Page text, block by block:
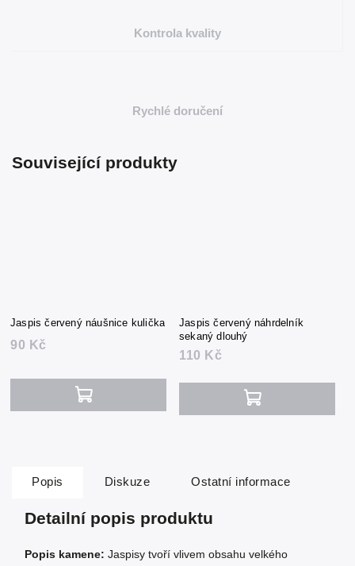
Kontrola kvality
Rychlé doručení
Související produkty
Jaspis červený náušnice kulička
90 Kč
Jaspis červený náhrdelník
sekaný dlouhý
110 Kč
Popis Diskuze Ostatní informace
Detailní popis produktu
Popis kamene: Jaspisy tvoří vlivem obsahu velkého